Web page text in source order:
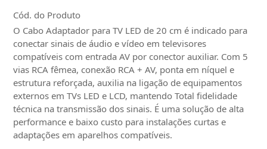
Cód. do Produto
O Cabo Adaptador para TV LED de 20 cm é indicado para
conectar sinais de áudio e vídeo em televisores
compatíveis com entrada AV por conector auxiliar. Com 5
vias RCA fêmea, conexão RCA + AV, ponta em níquel e
estrutura reforçada, auxilia na ligação de equipamentos
externos em TVs LED e LCD, mantendo Total fidelidade
técnica na transmissão dos sinais. É uma solução de alta
performance e baixo custo para instalações curtas e
adaptações em aparelhos compatíveis.